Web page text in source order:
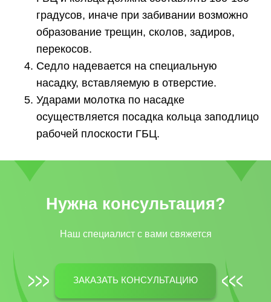
градусов, иначе при забивании возможно
образование трещин, сколов, задиров,
перекосов.
Седло надевается на специальную
насадку, вставляемую в отверстие.
Ударами молотка по насадке
осуществляется посадка кольца заподлицо
рабочей плоскости ГБЦ.
Нужна консультация?
Наш специалист с вами свяжется
ЗАКАЗАТЬ КОНСУЛЬТАЦИЮ